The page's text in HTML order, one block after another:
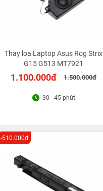
Thay loa Laptop Asus Rog Strix
G15 G513 MT7921
1.100.000đ 1.500.000đ
30 - 45 phút
-510.000đ